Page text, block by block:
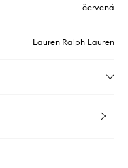
červená
Lauren Ralph Lauren